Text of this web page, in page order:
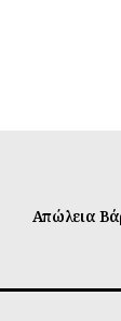
Απώλεια